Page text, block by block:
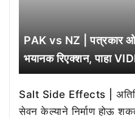
PAK vs NZ | पत्रकार
भयानक रिएक्शन, पाहा
Salt Side Effects |
सेवन केल्याने निर्माण होऊ